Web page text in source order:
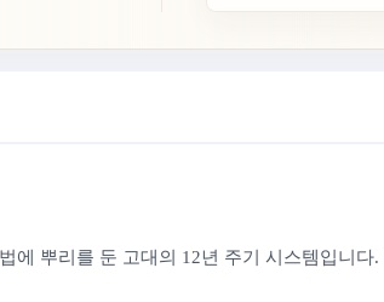
에 뿌리를 둔 고대의 12년 주기 시스템입니